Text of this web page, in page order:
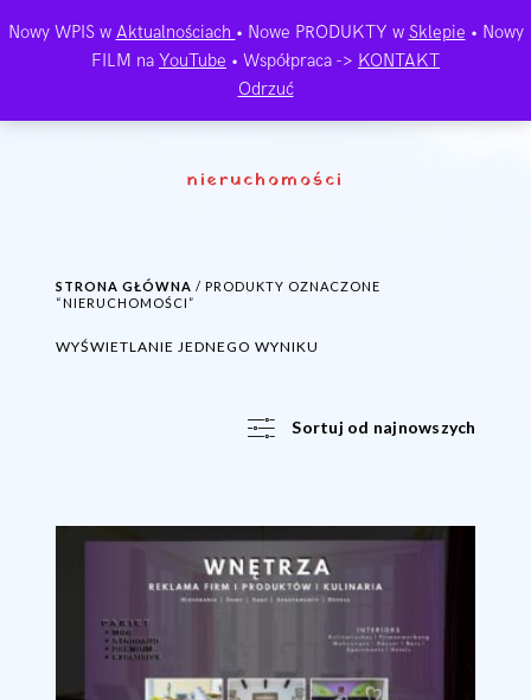
nieruchomości
STRONA GŁÓWNA / PRODUKTY OZNACZONE
“NIERUCHOMOŚCI”
WYŚWIETLANIE JEDNEGO WYNIKU
Sortuj od najnowszych
Nowy WPIS w Aktualnościach • Nowe PRODUKTY w Sklepie • Nowy
FILM na YouTube • Współpraca -> KONTAKT
Odrzuć